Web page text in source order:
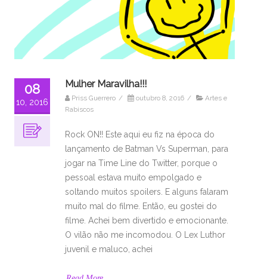
08
10, 2016
Mulher Maravilha!!!
Priss Guerrero / outubro 8, 2016 /
Artes e
Rabiscos
Rock ON!! Este aqui eu fiz na época do
lançamento de Batman Vs Superman, para
jogar na Time Line do Twitter, porque o
pessoal estava muito empolgado e
soltando muitos spoilers. E alguns falaram
muito mal do filme. Então, eu gostei do
filme. Achei bem divertido e emocionante.
O vilão não me incomodou. O Lex Luthor
juvenil e maluco, achei